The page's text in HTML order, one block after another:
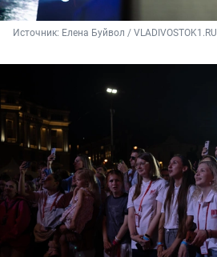
Источник: Елена Буйвол / VLADIVOSTOK1.RU